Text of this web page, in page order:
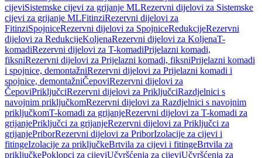
cijeviSistemske cijevi za grijanje MLRezervni dijelovi za Sistemske
cijevi za grijanje MLFitinziRezervni dijelovi za
FitinziSpojniceRezervni dijelovi za SpojniceRedukcijeRezervni
dijelovi za RedukcijeKoljenaRezervni dijelovi za KoljenaT-
komadiRezervni dijelovi za T-komadiPrijelazni komadi,
fiksniRezervni dijelovi za Prijelazni komadi, fiksniPrijelazni komadi
i spojnice, demontažniRezervni dijelovi za Prijelazni komadi i
spojnice, demontažniČepoviRezervni dijelovi za
ČepoviPriključciRezervni dijelovi za PriključciRazdjelnici s
navojnim priključkomRezervni dijelovi za Razdjelnici s navojnim
priključkomT-komadi za grijanjeRezervni dijelovi za T-komadi za
grijanjePriključci za grijanjeRezervni dijelovi za Priključci za
grijanjePriborRezervni dijelovi za PriborIzolacije za cijevi i
fitingeIzolacije za priključkeBrtvila za cijevi i fitingeBrtvila za
priključkePoklopci za cijeviUčvršćenja za cijeviUčvršćenja za